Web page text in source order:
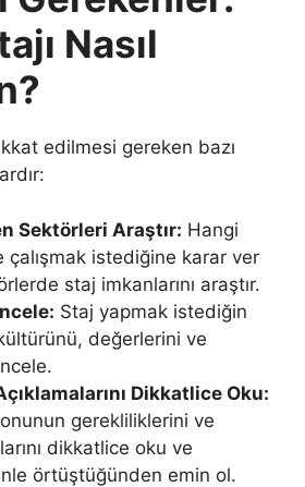
Nasıl
edilmesi gereken bazı
Sektörleri Araştır: Hangi
çalışmak istediğine karar ver
staj imkanlarını araştır.
Staj yapmak istediğin
değerlerini ve
Dikkatlice Oku:
gerekliliklerini ve
dikkatlice oku ve
örtüştüğünden emin ol.